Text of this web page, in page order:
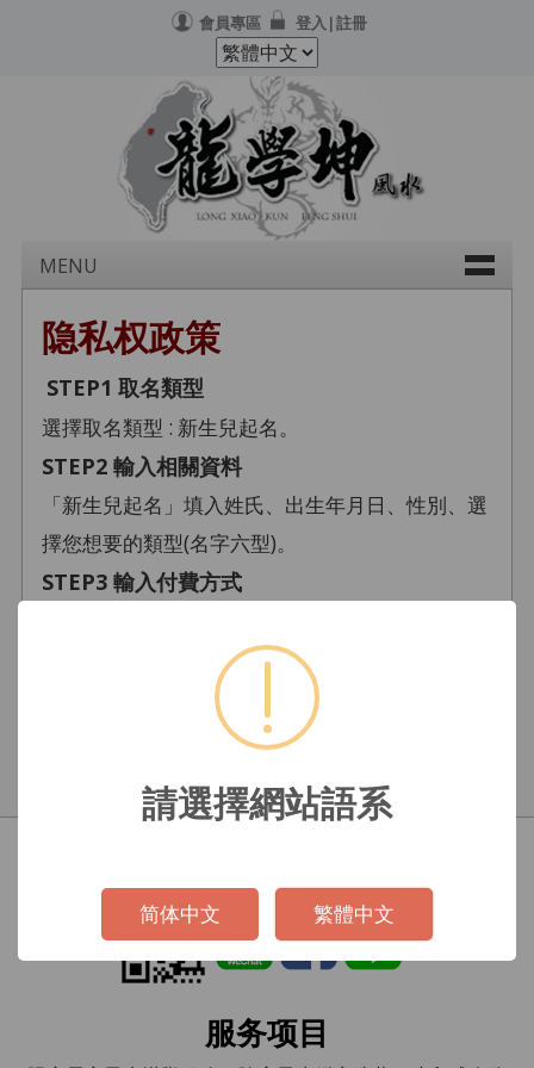
會員專區 登入|註冊
MENU
隐私权政策
STEP1 取名類型
選擇取名類型 : 新生兒起名。
STEP2 輸入相關資料
「新生兒起名」填入姓氏、出生年月日、性別、選
擇您想要的類型(名字六型)。
STEP3 輸入付費方式
顯示起名檢測結果。
請選擇網站語系
简体中文 繁體中文
社群平台
服务项目